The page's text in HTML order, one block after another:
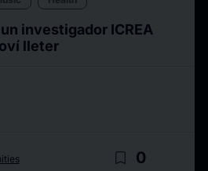
investigador ICREA
lleter
bookmark_border 0